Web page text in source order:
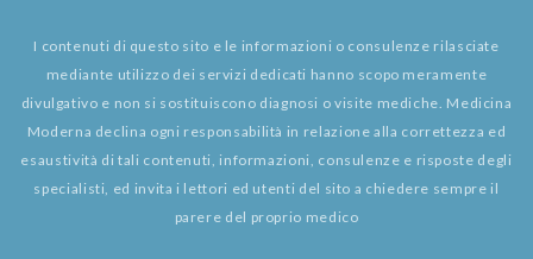
I contenuti di questo sito e le informazioni o consulenze rilasciate
mediante utilizzo dei servizi dedicati hanno scopo meramente
divulgativo e non si sostituiscono diagnosi o visite mediche. Medicina
Moderna declina ogni responsabilità in relazione alla correttezza ed
esaustività di tali contenuti, informazioni, consulenze e risposte degli
specialisti, ed invita i lettori ed utenti del sito a chiedere sempre il
parere del proprio medico